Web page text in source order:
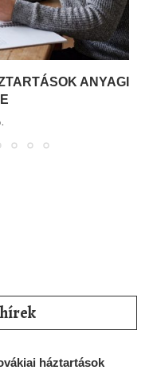
ANYAGI
háztartások